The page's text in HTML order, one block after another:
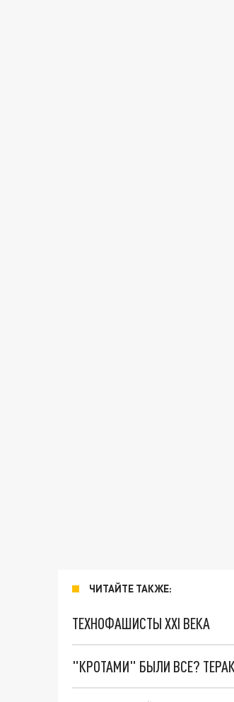
ЧИТАЙТЕ ТАКЖЕ:
ТЕХНОФАШИСТЫ XXI ВЕКА
"КРОТАМИ" БЫЛИ ВСЕ?